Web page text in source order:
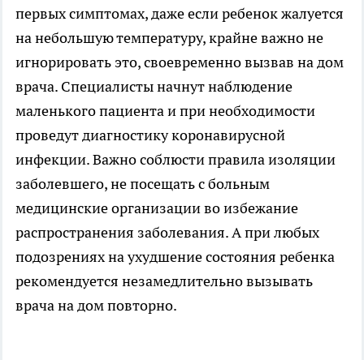
первых симптомах, даже если ребенок жалуется
на небольшую температуру, крайне важно не
игнорировать это, своевременно вызвав на дом
врача. Специалисты начнут наблюдение
маленького пациента и при необходимости
проведут диагностику коронавирусной
инфекции. Важно соблюсти правила изоляции
заболевшего, не посещать с больным
медицинские организации во избежание
распространения заболевания. А при любых
подозрениях на ухудшение состояния ребенка
рекомендуется незамедлительно вызывать
врача на дом повторно.